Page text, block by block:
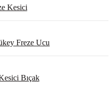
Kesici
Freze Ucu
Bıçak